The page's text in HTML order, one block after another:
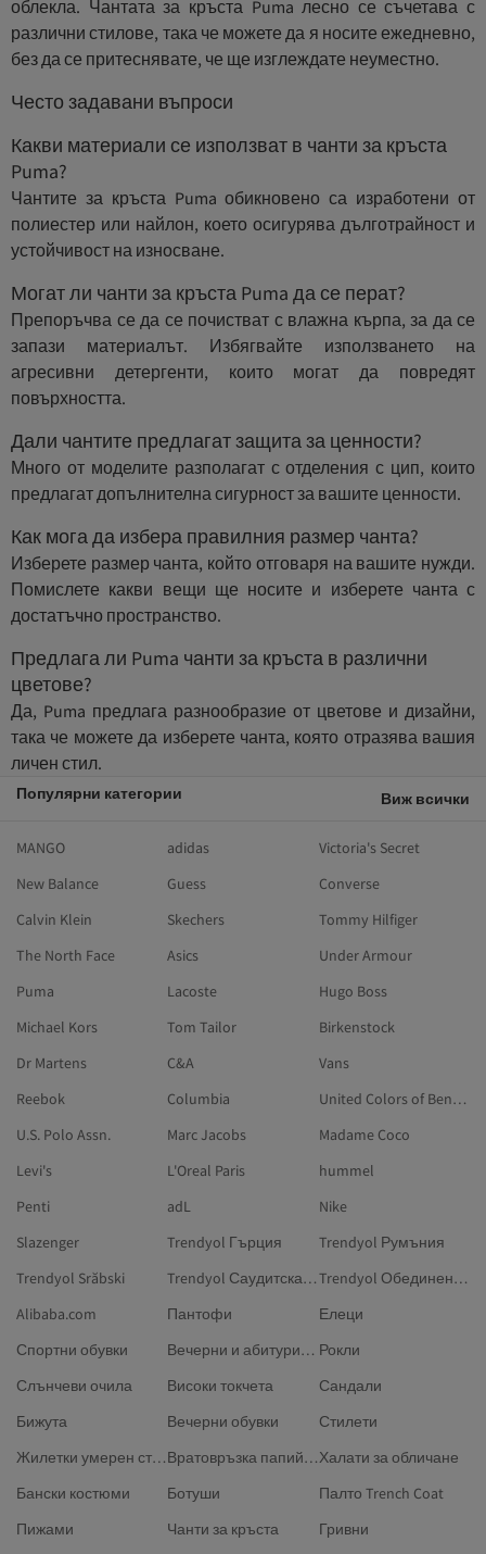
облекла. Чантата за кръста Puma лесно се съчетава с
различни стилове, така че можете да я носите ежедневно,
без да се притеснявате, че ще изглеждате неуместно.
Често задавани въпроси
Какви материали се използват в чанти за кръста
Puma?
Чантите за кръста Puma обикновено са изработени от
полиестер или найлон, което осигурява дълготрайност и
устойчивост на износване.
Могат ли чанти за кръста Puma да се перат?
Препоръчва се да се почистват с влажна кърпа, за да се
запази материалът. Избягвайте използването на
агресивни детергенти, които могат да повредят
повърхността.
Дали чантите предлагат защита за ценности?
Много от моделите разполагат с отделения с цип, които
предлагат допълнителна сигурност за вашите ценности.
Как мога да избера правилния размер чанта?
Изберете размер чанта, който отговаря на вашите нужди.
Помислете какви вещи ще носите и изберете чанта с
достатъчно пространство.
Предлага ли Puma чанти за кръста в различни
цветове?
Да, Puma предлага разнообразие от цветове и дизайни,
така че можете да изберете чанта, която отразява вашия
личен стил.
Популярни категории Виж всички
MANGO adidas
Victoria's Secret
New Balance
Guess
Converse
Calvin Klein
Skechers
Tommy Hilfiger
The North Face
Asics
Under Armour
Puma
Lacoste
Hugo Boss
Michael Kors
Tom Tailor
Birkenstock
Dr Martens
C&A
Vans
Reebok
Columbia
United Colors of Benetton
U.S. Polo Assn.
Marc Jacobs
Madame Coco
Levi's
L'Oreal Paris
hummel
Penti
adL
Nike
Slazenger
Trendyol Гърция
Trendyol Румъния
Trendyol Srăbski
Trendyol Саудитска Арабия
Trendyol Обединени арабски емирства
Alibaba.com
Пантофи
Елеци
Спортни обувки
Вечерни и абитуриентски рокли Рокли
Слънчеви очила
Високи токчета
Сандали
Бижута
Вечерни обувки
Стилети
Жилетки умерен стил
Вратовръзка папийонкаХалати за обличане
Бански костюми
Ботуши
Палто Trench Coat
Пижами
Чанти за кръста
Гривни